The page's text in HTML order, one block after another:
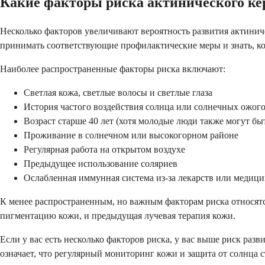
Несколько факторов увеличивают вероятность развития
принимать соответствующие профилактические меры и знать,
Наиболее распространенные факторы риска включают:
Светлая кожа, светлые волосы и светлые глаза
История частого воздействия солнца или солнечных
Возраст старше 40 лет (хотя молодые люди также могут
Проживание в солнечном или высокогорном районе
Регулярная работа на открытом воздухе
Предыдущее использование соляриев
Ослабленная иммунная система из-за лекарств или
К менее распространенным, но важным факторам риска
пигментацию кожи, и предыдущая лучевая терапия кожи.
Если у вас есть несколько факторов риска, у вас выше риск
означает, что регулярный мониторинг кожи и защита от солнца